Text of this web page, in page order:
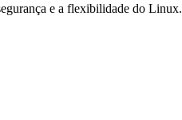
e a flexibilidade do Linux.